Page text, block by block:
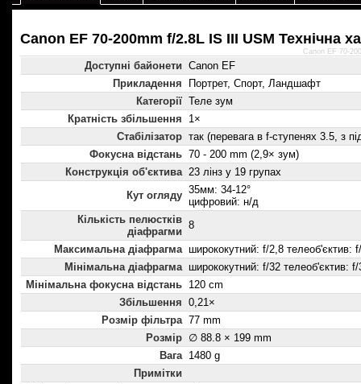
Canon EF 70-200mm f/2.8L IS III USM Технічнa
Доступні байонети Canon EF
Прикладення
Портрет, Спорт, Ландшафт
Категорії Теле зум
Кратність збільшення
1×
Стабілізатор так (перевага в f-ступенях 3.5, з
Фокусна відстань 70 - 200 mm (2,9× зум)
Конструкція об'єктива 23 лінз у 19 групах
Кут огляду 35мм: 34-12°
цифровий: н/д
Кількість пелюстків
діафрагми
8
Максимальна діафрагма ширококутний: f/2,8 телеоб'єктив:
Мінімальна діафрагма ширококутний: f/32 телеоб'єктив: f/
Мінімальна фокусна відстань 120 cm
Збільшення 0,21×
Розмір фільтра 77 mm
Розмір ∅ 88.8 × 199 mm
Вага 1480 g
Примітки
Canon EF 70-